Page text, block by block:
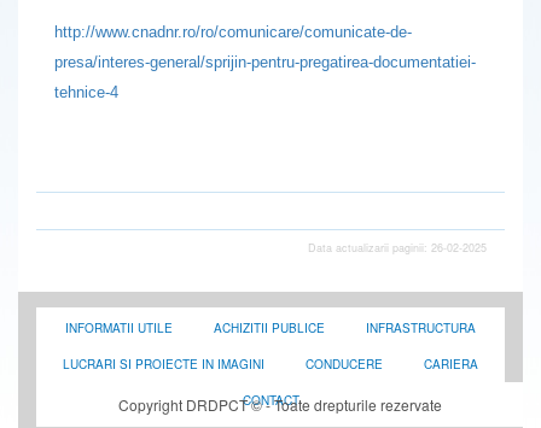
http://www.cnadnr.ro/ro/comunicare/comunicate-de-
presa/interes-general/sprijin-pentru-pregatirea-documentatiei-
tehnice-4
Data actualizarii paginii: 26-02-2025
INFORMATII UTILE ACHIZITII PUBLICE INFRASTRUCTURA
LUCRARI SI PROIECTE IN IMAGINI CONDUCERE CARIERA
CONTACT
Copyright DRDPCT © - Toate drepturile rezervate